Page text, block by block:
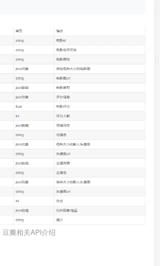
豆瓣相关API介绍